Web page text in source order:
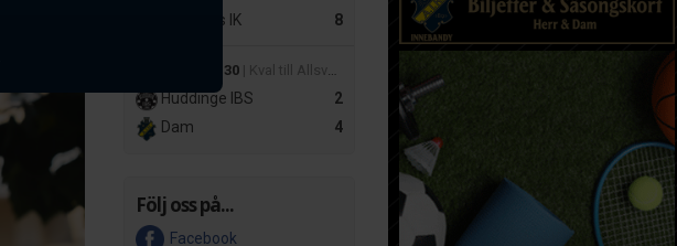
8
Hovslätts IK
Ons 8 apr 19:30 | Kval till Allsvenskan Dam – Playoff 2
2
Huddinge IBS
4
Dam
Följ oss på...
Facebook